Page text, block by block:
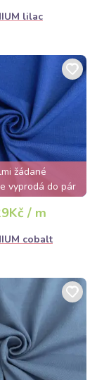
lilac
žádané
vyprodá do pár
hodin
/ m
cobalt